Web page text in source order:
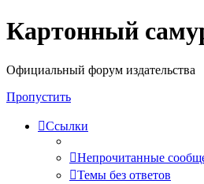
Регистрация
Картонный
Официальный форум издательства
Пропустить
Ссылки
Непрочитанные
Темы без ответов